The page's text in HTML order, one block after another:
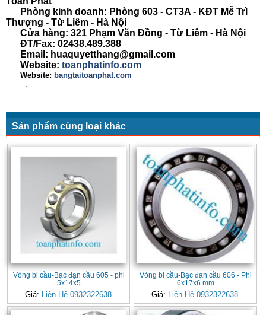
Phòng kinh doanh: Phòng 603 - CT3A - KĐT Mễ Trì
Thượng - Từ Liêm - Hà Nội
Cửa hàng: 321 Phạm Văn Đồng - Từ Liêm - Hà Nội
ĐT/Fax: 02438.489.388
Email: huaquyetthang@gmail.com
Website: toanphatinfo.com
Website: bangtaitoanphat.com
.
Sản phẩm cùng loại khác
Vòng bi cầu-Bạc đạn cầu 605 - phi
5x14x5
Giá: Liên Hệ 0932322638
Vòng bi cầu-Bạc đạn cầu 606 - Phi
6x17x6 mm
Giá: Liên Hệ 0932322638